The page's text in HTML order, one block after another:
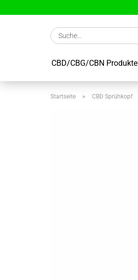
CBD/CBG/CBN Produkte
Startseite » CBD Sprühkopf